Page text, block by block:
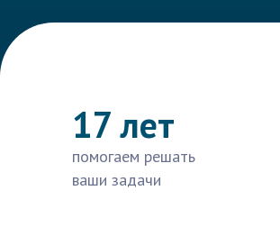
17 лет
помогаем решать
ваши задачи